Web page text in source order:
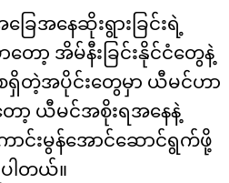
ေအနေဆိုးရွားခြင်းရဲ့
ာ့ အိမ်နီးခြင်းနိုင်ငံတွေနဲ့
တဲ့အပိုင်းတွေမှာ ယီမင်ဟာ
ော့ ယီမင်အစိုးရအနေနဲ့
းမွန်အောင်ဆောင်ရွက်ဖို့
ါတယ်။